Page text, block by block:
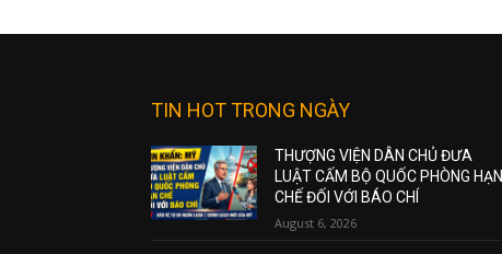
TIN HOT TRONG NGÀY
THƯỢNG VIỆN DÂN CHỦ ĐƯA
LUẬT CẤM BỘ QUỐC PHÒNG HẠN
CHẾ ĐỐI VỚI BÁO CHÍ
August 6, 2026